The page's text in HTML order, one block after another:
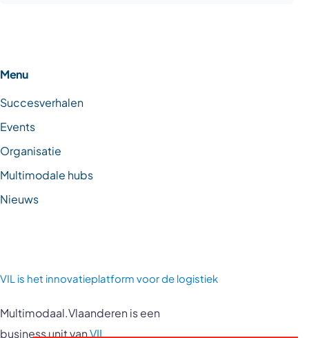
Menu
Succesverhalen
Events
Organisatie
Multimodale hubs
Nieuws
VIL is het innovatieplatform voor de logistiek
Multimodaal.Vlaanderen is een
business unit vanVIL